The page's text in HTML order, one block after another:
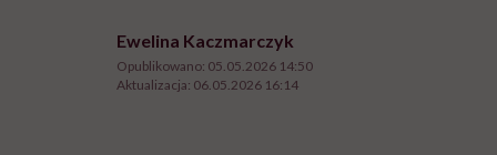
Ewelina Kaczmarczyk
Opublikowano: 05.05.2026 14:50
Aktualizacja: 06.05.2026 16:14